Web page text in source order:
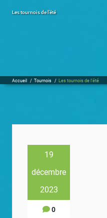
Les tournois de l’été
Accueil / Tournois / Les tournois de l’été
19
décembre
2023
0